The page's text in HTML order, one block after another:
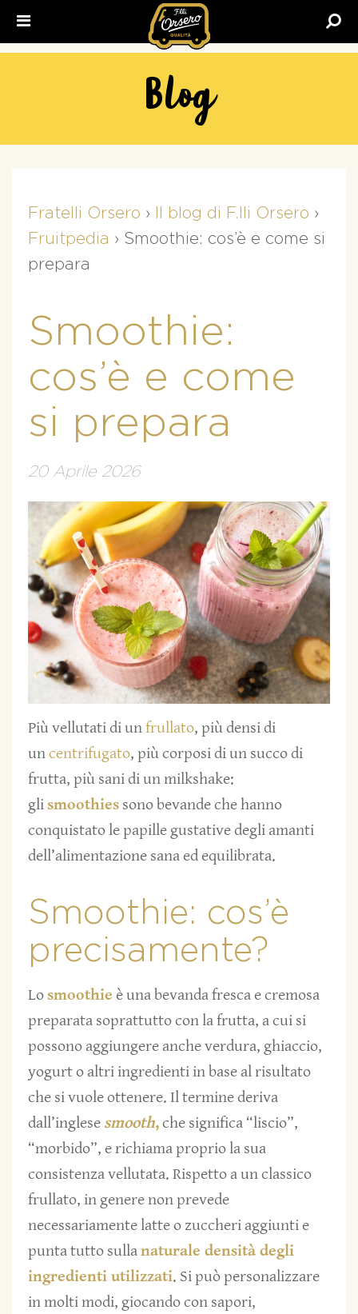
Blog
Fratelli Orsero › Il blog di F.lli Orsero ›
Fruitpedia › Smoothie: cos’è e come si
prepara
Smoothie:
cos’è e come
si prepara
20 Aprile 2026
Più vellutati di unfrullato, più densi di
uncentrifugato, più corposi di un succo di
frutta, più sani di un milkshake:
glismoothies sono bevande che hanno
conquistato le papille gustative degli amanti
dell’alimentazione sana ed equilibrata.
Smoothie: cos’è
precisamente?
Losmoothie è una bevanda fresca e cremosa
preparata soprattutto con la frutta, a cui si
possono aggiungere anche verdura, ghiaccio,
yogurt o altri ingredienti in base al risultato
che si vuole ottenere. Il termine deriva
dall’inglese smooth,che significa “liscio”,
“morbido”, e richiama proprio la sua
consistenza vellutata. Rispetto a un classico
frullato, in genere non prevede
necessariamente latte o zuccheri aggiunti e
punta tutto sullanaturale densità degli
ingredienti utilizzati. Si può personalizzare
in molti modi, giocando con sapori,